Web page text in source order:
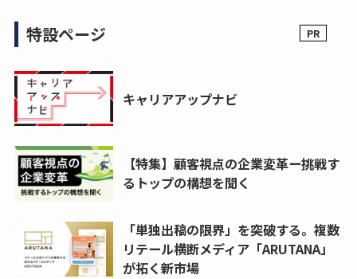
特設ページ
キャリアアップナビ
【特集】顧客視点の企業変革ー挑戦す
るトップの構想を聞く
「単独出稿の限界」を突破する。複数
リテール横断メディア「ARUTANA」
が拓く新市場